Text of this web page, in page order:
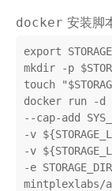
docker 安装脚
export
mkdir -p
touch
docker run -d
--cap-add
-v
-v
-e
mintplexlabs/